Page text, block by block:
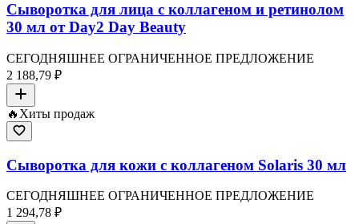
Сыворотка для лица с коллагеном и ретинолом
30 мл от Day2 Day Beauty
СЕГОДНЯШНЕЕ ОГРАНИЧЕННОЕ ПРЕДЛОЖЕНИЕ
2 188,79 ₽
🔥 Хиты продаж
Сыворотка для кожи с коллагеном Solaris 30 мл
СЕГОДНЯШНЕЕ ОГРАНИЧЕННОЕ ПРЕДЛОЖЕНИЕ
1 294,78 ₽